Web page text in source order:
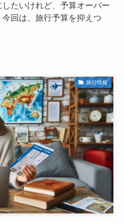
たいけれど、予算オーバー
回は、旅行予算を抑えつ
旅行情報